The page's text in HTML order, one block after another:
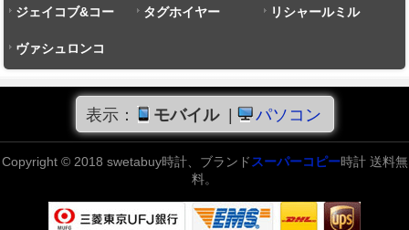
ジェイコブ&コー タグホイヤー リシャールミル
ヴァシュロンコ
ンスタンタン
表示： モバイル パソコン
Copyright © 2018 swetabuy時計、ブランド スーパーコピー時計 送料無
料。